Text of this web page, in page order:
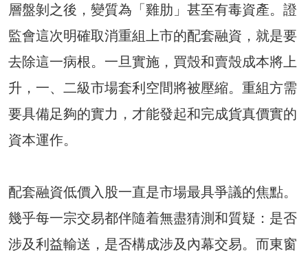
層盤剝之後，變質為「雞肋」甚至有毒資產。證
監會這次明確取消重組上市的配套融資，就是要
去除這一病根。一旦實施，買殼和賣殼成本將上
升，一、二級市場套利空間將被壓縮。重組方需
要具備足夠的實力，才能發起和完成貨真價實的
資本運作。
配套融資低價入股一直是市場最具爭議的焦點。
幾乎每一宗交易都伴隨着無盡猜測和質疑：是否
涉及利益輸送，是否構成涉及內幕交易。而東窗